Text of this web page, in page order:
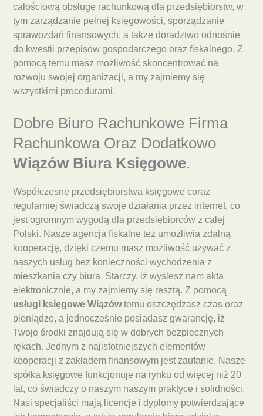
całościową obsługę rachunkową dla przedsiębiorstw, w
tym zarządzanie pełnej księgowości, sporządzanie
sprawozdań finansowych, a także doradztwo odnośnie
do kwestii przepisów gospodarczego oraz fiskalnego. Z
pomocą temu masz możliwość skoncentrować na
rozwoju swojej organizacji, a my zajmiemy się
wszystkimi procedurami.
Dobre Biuro Rachunkowe Firma
Rachunkowa Oraz Dodatkowo
Wiązów Biura Księgowe.
Współczesne przedsiębiorstwa księgowe coraz
regularniej świadczą swoje działania przez internet, co
jest ogromnym wygodą dla przedsiębiorców z całej
Polski. Nasze agencja fiskalne też umożliwia zdalną
kooperację, dzięki czemu masz możliwość używać z
naszych usług bez konieczności wychodzenia z
mieszkania czy biura. Starczy, iż wyślesz nam akta
elektronicznie, a my zajmiemy się resztą. Z pomocą
usługi księgowe Wiązówtemu oszczędzasz czas oraz
pieniądze, a jednocześnie posiadasz gwarancję, iż
Twoje środki znajdują się w dobrych bezpiecznych
rękach. Jednym z najistotniejszych elementów
kooperacji z zakładem finansowym jest zaufanie. Nasze
spółka księgowe funkcjonuje na rynku od więcej niż 20
lat, co świadczy o naszym naszym praktyce i solidności.
Nasi specjaliści mają licencje i dyplomy potwierdzające